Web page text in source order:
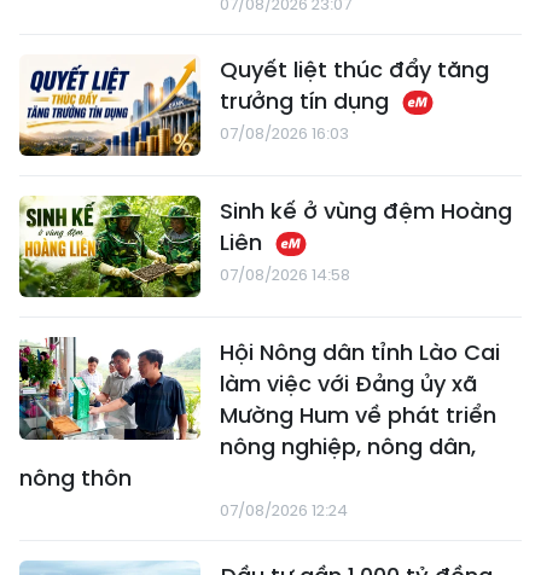
Quyết liệt thúc đẩy tăng
trưởng tín dụng
07/08/2026 16:03
Sinh kế ở vùng đệm Hoàng
Liên
07/08/2026 14:58
Hội Nông dân tỉnh Lào Cai
làm việc với Đảng ủy xã
Mường Hum về phát triển
nông nghiệp, nông dân,
nông thôn
07/08/2026 12:24